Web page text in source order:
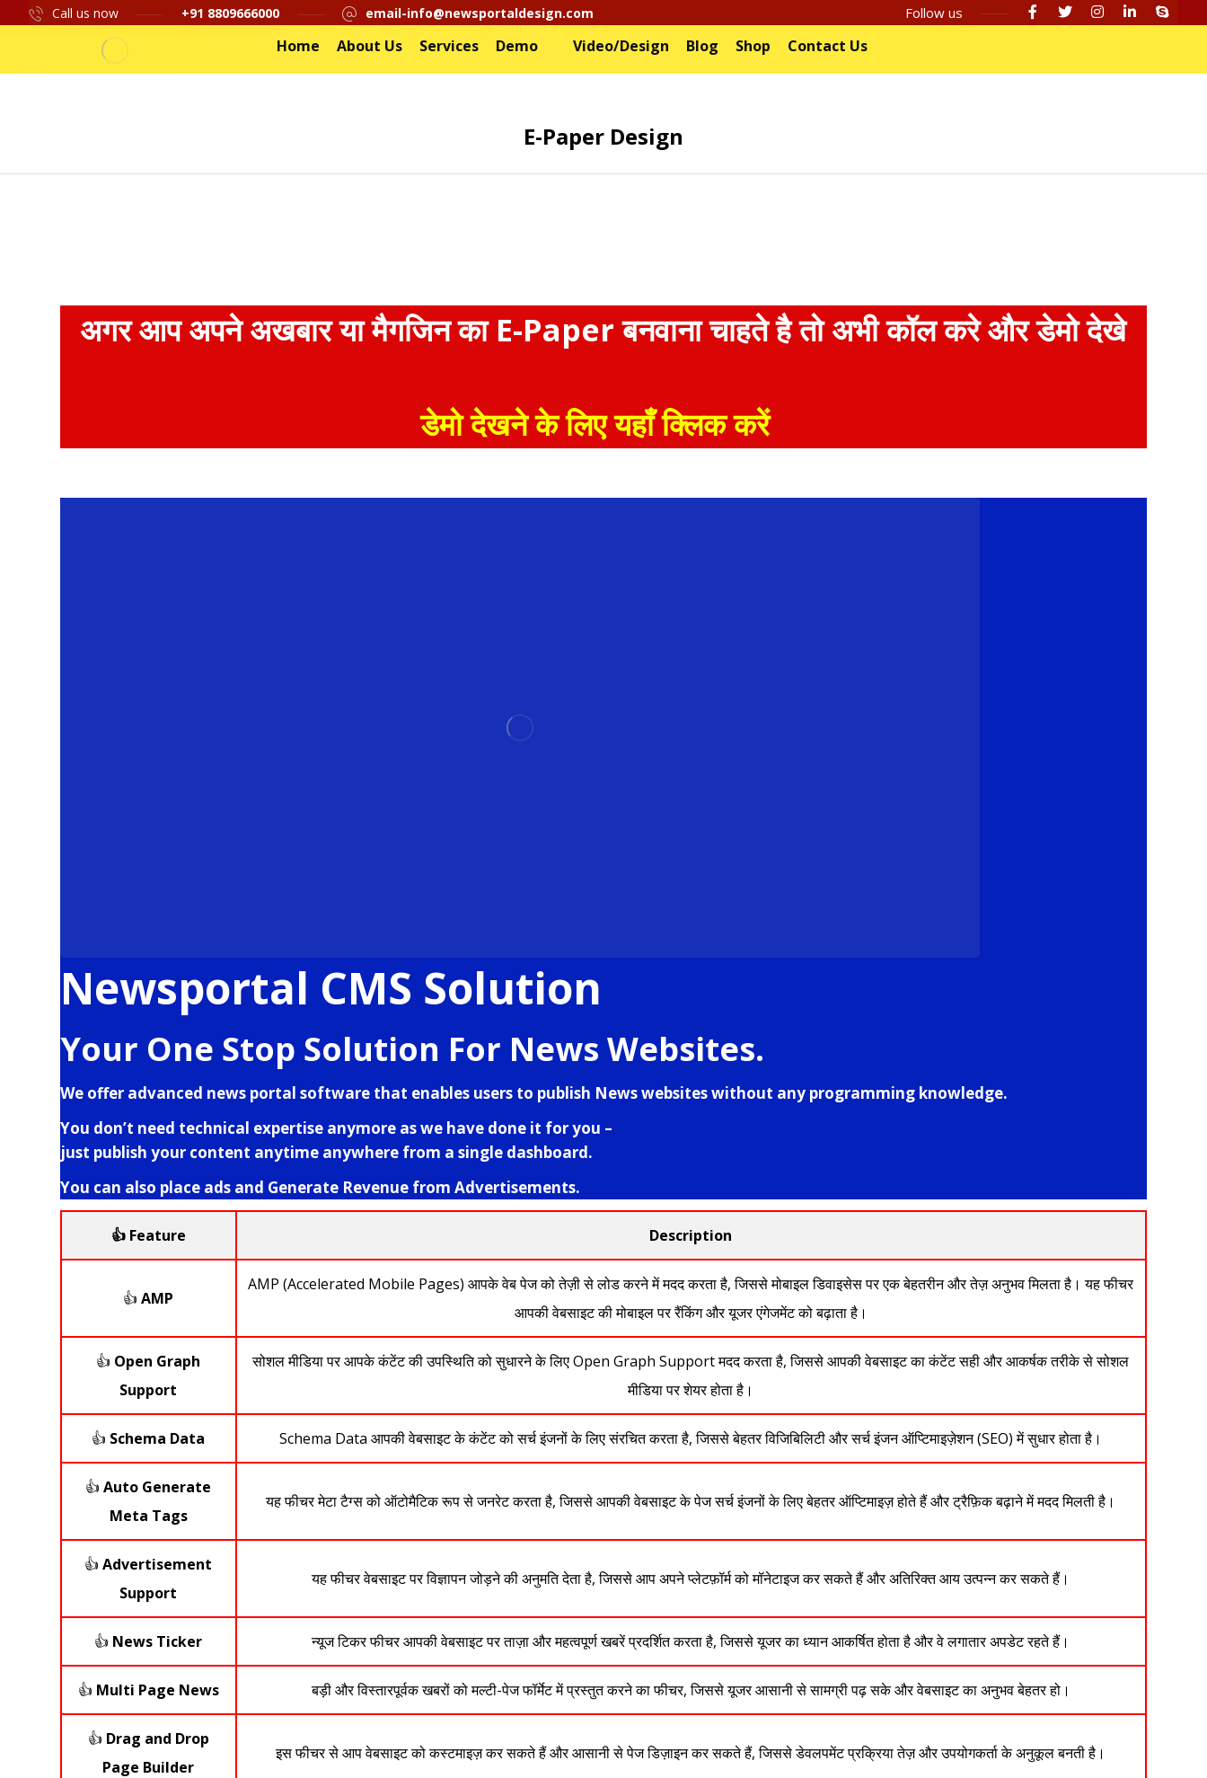
Call us now +91 8809666000 email-info@newsportaldesign.com Follow us
Home About Us Services Demo Video/Design Blog Shop Contact Us
E-Paper Design
अगर आप अपने अखबार या मैगजिन का E-Paper बनवाना चाहते है तो अभी कॉल करे और डेमो देखे
डेमो देखने के लिए यहाँ क्लिक करें
Newsportal CMS Solution
Your One Stop Solution For News Websites.
We offer advanced news portal software that enables users to publish News websites without any programming knowledge.
You don’t need technical expertise anymore as we have done it for you –
just publish your content anytime anywhere from a single dashboard.
You can also place ads and Generate Revenue from Advertisements.
👍 Feature Description
👍AMP
AMP (Accelerated Mobile Pages) आपके वेब पेज को तेज़ी से लोड करने में मदद करता है, जिससे मोबाइल डिवाइसेस पर एक बेहतरीन और तेज़ अनुभव मिलता है। यह फीचर
आपकी वेबसाइट की मोबाइल पर रैंकिंग और यूजर एंगेजमेंट को बढ़ाता है।
👍 Open Graph
Support
सोशल मीडिया पर आपके कंटेंट की उपस्थिति को सुधारने के लिए Open Graph Support मदद करता है, जिससे आपकी वेबसाइट का कंटेंट सही और आकर्षक तरीके से सोशल
मीडिया पर शेयर होता है।
👍 Schema Data Schema Data आपकी वेबसाइट के कंटेंट को सर्च इंजनों के लिए संरचित करता है, जिससे बेहतर विजिबिलिटी और सर्च इंजन ऑप्टिमाइज़ेशन (SEO) में सुधार होता है।
👍Auto Generate
Meta Tags
यह फीचर मेटा टैग्स को ऑटोमैटिक रूप से जनरेट करता है, जिससे आपकी वेबसाइट के पेज सर्च इंजनों के लिए बेहतर ऑप्टिमाइज़ होते हैं और ट्रैफ़िक बढ़ाने में मदद मिलती है।
👍Advertisement
Support
यह फीचर वेबसाइट पर विज्ञापन जोड़ने की अनुमति देता है, जिससे आप अपने प्लेटफ़ॉर्म को मॉनेटाइज कर सकते हैं और अतिरिक्त आय उत्पन्न कर सकते हैं।
👍 News Ticker न्यूज टिकर फीचर आपकी वेबसाइट पर ताज़ा और महत्वपूर्ण खबरें प्रदर्शित करता है, जिससे यूजर का ध्यान आकर्षित होता है और वे लगातार अपडेट रहते हैं।
👍 Multi Page News बड़ी और विस्तारपूर्वक खबरों को मल्टी-पेज फॉर्मेट में प्रस्तुत करने का फीचर, जिससे यूजर आसानी से सामग्री पढ़ सके और वेबसाइट का अनुभव बेहतर हो।
👍 Drag and Drop
Page Builder
इस फीचर से आप वेबसाइट को कस्टमाइज़ कर सकते हैं और आसानी से पेज डिज़ाइन कर सकते हैं, जिससे डेवलपमेंट प्रक्रिया तेज़ और उपयोगकर्ता के अनुकूल बनती है।